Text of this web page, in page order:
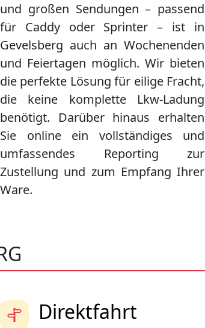
und großen Sendungen – passend
für Caddy oder Sprinter – ist in
Gevelsberg auch an Wochenenden
und Feiertagen möglich. Wir bieten
die perfekte Lösung für eilige Fracht,
die keine komplette Lkw-Ladung
benötigt. Darüber hinaus erhalten
Sie online ein vollständiges und
umfassendes Reporting zur
Zustellung und zum Empfang Ihrer
Ware.
Direktfahrt